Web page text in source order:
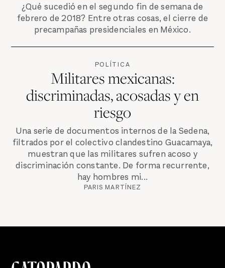
¿Qué sucedió en el segundo fin de semana de
febrero de 2018? Entre otras cosas, el cierre de
precampañas presidenciales en México.
POLÍTICA
Militares mexicanas:
discriminadas, acosadas y en
riesgo
Una serie de documentos internos de la Sedena,
filtrados por el colectivo clandestino Guacamaya,
muestran que las militares sufren acoso y
discriminación constante. De forma recurrente,
hay hombres mi...
PARIS MARTÍNEZ